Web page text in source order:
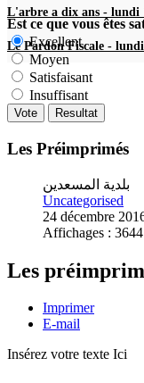
L'arbre a dix ans - lundi
Le Pardon Fiscale - lundi
Est ce que vous êtes
Excellent
Moyen
Satisfaisant
Insuffisant
Les Préimprimés
بلدية المسعدين
Uncategorised
24 décembre
Affichages : 3644
Les
Imprimer
E-mail
Insérez votre texte Ici